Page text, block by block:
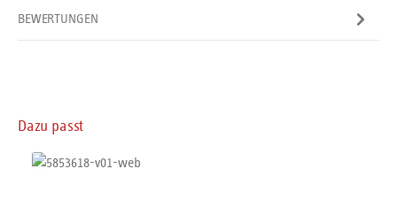
BEWERTUNGEN
Produktgalerie überspringen
Dazu passt